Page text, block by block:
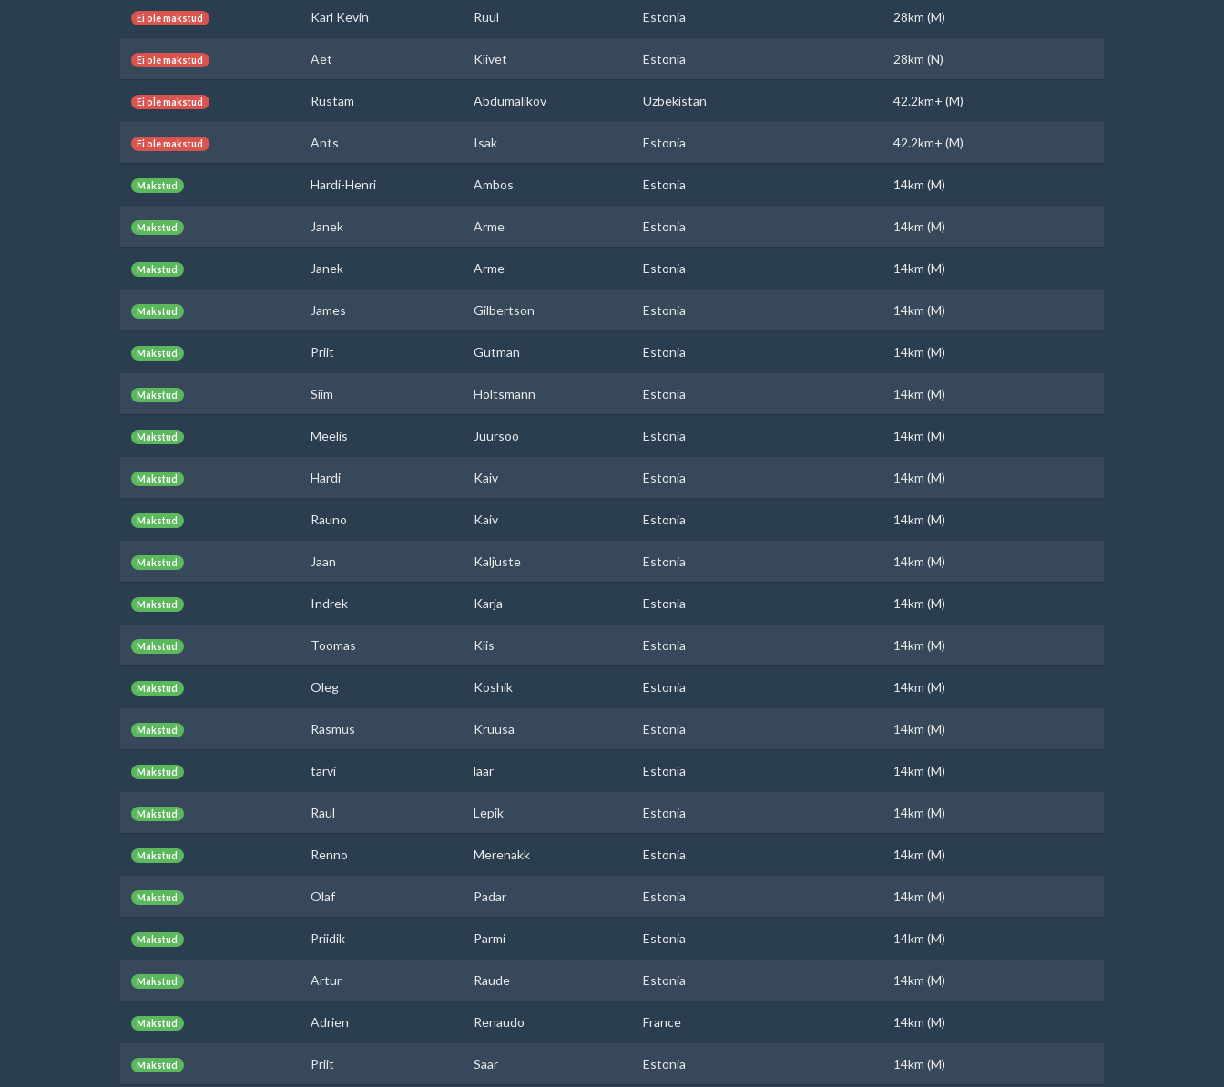
Ei ole makstud Karl Kevin Ruul Estonia 28km (M)
Ei ole makstud Aet Kiivet Estonia 28km (N)
Ei ole makstud Rustam Abdumalikov Uzbekistan 42.2km+ (M)
Ei ole makstud Ants Isak Estonia 42.2km+ (M)
Makstud Hardi-Henri Ambos Estonia 14km (M)
Makstud Janek Arme Estonia 14km (M)
Makstud Janek Arme Estonia 14km (M)
Makstud James Gilbertson Estonia 14km (M)
Makstud Priit Gutman Estonia 14km (M)
Makstud Siim Holtsmann Estonia 14km (M)
Makstud Meelis Juursoo Estonia 14km (M)
Makstud Hardi Kaiv Estonia 14km (M)
Makstud Rauno Kaiv Estonia 14km (M)
Makstud Jaan Kaljuste Estonia 14km (M)
Makstud Indrek Karja Estonia 14km (M)
Makstud Toomas Kiis Estonia 14km (M)
Makstud Oleg Koshik Estonia 14km (M)
Makstud Rasmus Kruusa Estonia 14km (M)
Makstud tarvi laar Estonia 14km (M)
Makstud Raul Lepik Estonia 14km (M)
Makstud Renno Merenakk Estonia 14km (M)
Makstud Olaf Padar Estonia 14km (M)
Makstud Priidik Parmi Estonia 14km (M)
Makstud Artur Raude Estonia 14km (M)
Makstud Adrien Renaudo France 14km (M)
Makstud Priit Saar Estonia 14km (M)